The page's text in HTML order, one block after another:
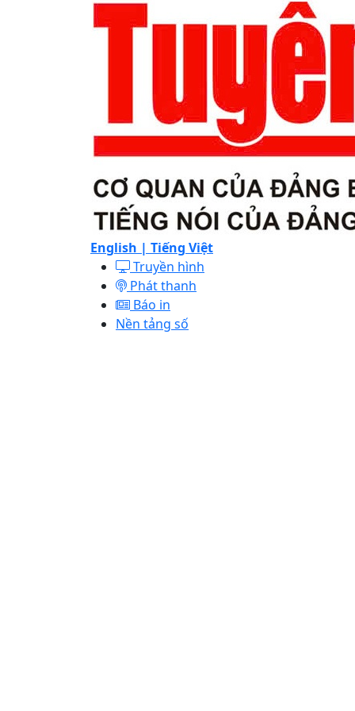
English | Tiếng Việt
Truyền hình
Phát thanh
Báo in
Nền tảng số